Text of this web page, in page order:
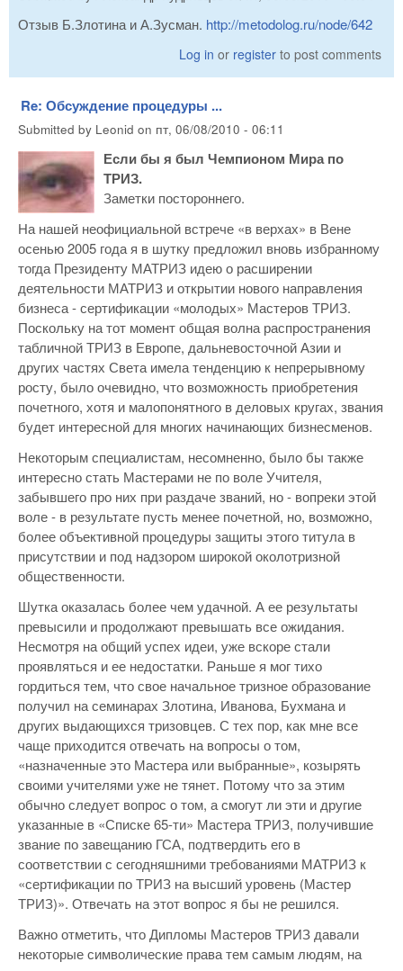
Отзыв Б.Злотина и А.Зусман. http://metodolog.ru/node/642
Log in or register to post comments
Re: Обсуждение процедуры ...
Submitted by Leonid on пт, 06/08/2010 - 06:11
Если бы я был Чемпионом Мира по
ТРИЗ.
Заметки постороннего.
На нашей неофициальной встрече «в верхах» в Вене
осенью 2005 года я в шутку предложил вновь избранному
тогда Президенту МАТРИЗ идею о расширении
деятельности МАТРИЗ и открытии нового направления
бизнеса - сертификации «молодых» Мастеров ТРИЗ.
Поскольку на тот момент общая волна распространения
табличной ТРИЗ в Европе, дальневосточной Азии и
других частях Света имела тенденцию к непрерывному
росту, было очевидно, что возможность приобретения
почетного, хотя и малопонятного в деловых кругах, звания
будет интересной для многих начинающих бизнесменов.
Некоторым специалистам, несомненно, было бы также
интересно стать Мастерами не по воле Учителя,
забывшего про них при раздаче званий, но - вопреки этой
воле - в результате пусть менее почетной, но, возможно,
более объективной процедуры защиты этого титула в
присутствии и под надзором широкой околотризной
общественности.
Шутка оказалась более чем удачной. А ее результаты
превысили и продолжают превышать все ожидания.
Несмотря на общий успех идеи, уже вскоре стали
проявляться и ее недостатки. Раньше я мог тихо
гордиться тем, что свое начальное тризное образование
получил на семинарах Злотина, Иванова, Бухмана и
других выдающихся тризовцев. С тех пор, как мне все
чаще приходится отвечать на вопросы о том,
«назначенные это Мастера или выбранные», козырять
своими учителями уже не тянет. Потому что за этим
обычно следует вопрос о том, а смогут ли эти и другие
указанные в «Списке 65-ти» Мастера ТРИЗ, получившие
звание по завещанию ГСА, подтвердить его в
соответствии с сегодняшними требованиями МАТРИЗ к
«сертификации по ТРИЗ на высший уровень (Мастер
ТРИЗ)». Отвечать на этот вопрос я бы не решился.
Важно отметить, что Дипломы Мастеров ТРИЗ давали
некоторые символические права тем самым людям, на